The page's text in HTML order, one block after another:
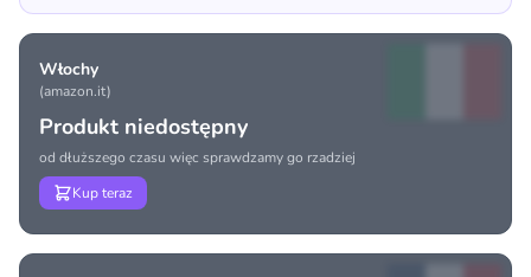
Włochy
(amazon.it)
Produkt niedostępny
od dłuższego czasu więc sprawdzamy go rzadziej
Kup teraz